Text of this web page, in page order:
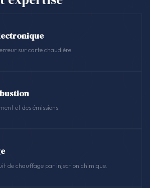
sur carte chaudière.
et des émissions.
de chauffage par injection chimique.